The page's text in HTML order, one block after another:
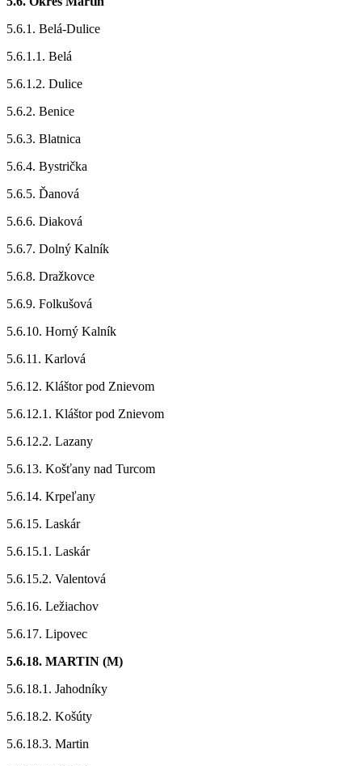
5.6.1. Belá-Dulice
5.6.1.1. Belá
5.6.1.2. Dulice
5.6.2. Benice
5.6.3. Blatnica
5.6.4. Bystrička
5.6.5. Ďanová
5.6.6. Diaková
5.6.7. Dolný Kalník
5.6.8. Dražkovce
5.6.9. Folkušová
5.6.10. Horný Kalník
5.6.11. Karlová
5.6.12. Kláštor pod Znievom
5.6.12.1. Kláštor pod Znievom
5.6.12.2. Lazany
5.6.13. Košťany nad Turcom
5.6.14. Krpeľany
5.6.15. Laskár
5.6.15.1. Laskár
5.6.15.2. Valentová
5.6.16. Ležiachov
5.6.17. Lipovec
5.6.18. MARTIN (M)
5.6.18.1. Jahodníky
5.6.18.2. Košúty
5.6.18.3. Martin